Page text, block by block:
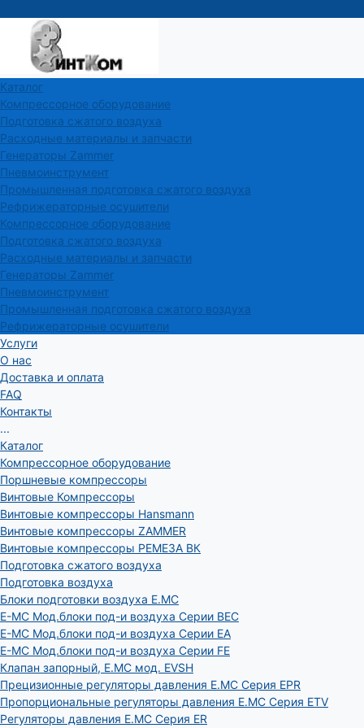
Каталог
Компрессорное оборудование
Подготовка сжатого воздуха
Расходные материалы и запчасти
Генераторы Zammer
Пневмоинструмент
Промышленная подготовка сжатого воздуха
Рефрижераторные осушители
Компрессорное оборудование
Подготовка сжатого воздуха
Расходные материалы и запчасти
Генераторы Zammer
Пневмоинструмент
Промышленная подготовка сжатого воздуха
Рефрижераторные осушители
Услуги
О нас
Доставка и оплата
FAQ
Контакты
...
Каталог
Компрессорное оборудование
Поршневые компрессоры
Винтовые Компрессоры
Винтовые компрессоры Hansmann
Винтовые компрессоры ZAMMER
Винтовые компрессоры РЕМЕЗА ВК
Подготовка сжатого воздуха
Подготовка воздуха
Блоки подготовки воздуха E.MC
E-MC Мод.блоки под-и воздуха Серии BEC
E-MC Мод.блоки под-и воздуха Серии EA
E-MC Мод.блоки под-и воздуха Серии FE
Клапан запорный, E.MC мод. EVSH
Прецизионные регуляторы давления E.MC Серия EPR
Пропорциональные регуляторы давления E.MC Серия ETV
Регуляторы давления E.MC Серия ER